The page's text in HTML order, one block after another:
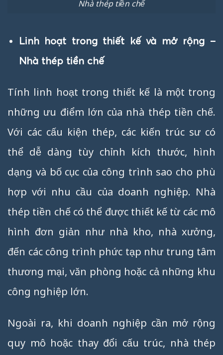
Nhà thép tiền chế
Linh hoạt trong thiết kế và mở rộng –
Nhà thép tiền chế
Tính linh hoạt trong thiết kế là một trong
những ưu điểm lớn của nhà thép tiền chế.
Với các cấu kiện thép, các kiến trúc sư có
thể dễ dàng tùy chỉnh kích thước, hình
dạng và bố cục của công trình sao cho phù
hợp với nhu cầu của doanh nghiệp. Nhà
thép tiền chế có thể được thiết kế từ các mô
hình đơn giản như nhà kho, nhà xưởng,
đến các công trình phức tạp như trung tâm
thương mại, văn phòng hoặc cả những khu
công nghiệp lớn.
Ngoài ra, khi doanh nghiệp cần mở rộng
quy mô hoặc thay đổi cấu trúc, nhà thép